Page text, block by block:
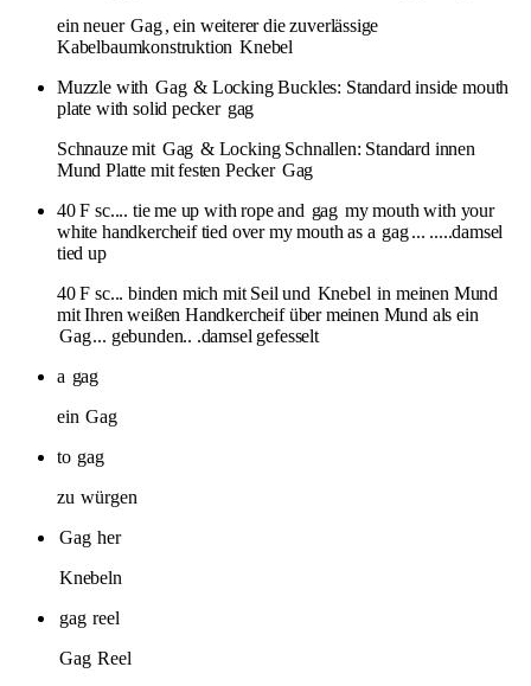
ein neuer Gag, ein weiterer die zuverlässige
Kabelbaumkonstruktion Knebel
Muzzle with Gag & Locking Buckles: Standard inside mouth
plate with solid pecker gag
Schnauze mit Gag & Locking Schnallen: Standard innen
Mund Platte mit festen Pecker Gag
40 F sc.... tie me up with rope and gag my mouth with your
white handkercheif tied over my mouth as a gag... .....damsel
tied up
40 F sc... binden mich mit Seil und Knebel in meinen Mund
mit Ihren weißen Handkercheif über meinen Mund als ein
Gag... gebunden.. .damsel gefesselt
a gag
ein Gag
to gag
zu würgen
Gag her
Knebeln
gag reel
Gag Reel